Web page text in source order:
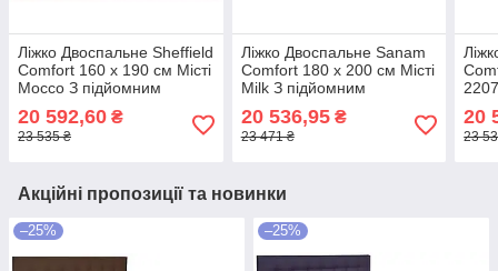
Ліжко Двоспальне Sheffield
Comfort 160 х 190 см Місті
Mocco З підйомним
механізмом та нішою для
білизни Мокко
20 592,60 ₴
23 535 ₴
Ліжко Двоспальне Sanam
Comfort 180 х 200 см Місті
Milk З підйомним
механізмом та нішою для
білизни Бежевий
20 536,95₴
23 471 ₴
20
23
Акційні пропозиції та новинки
–25% –25%